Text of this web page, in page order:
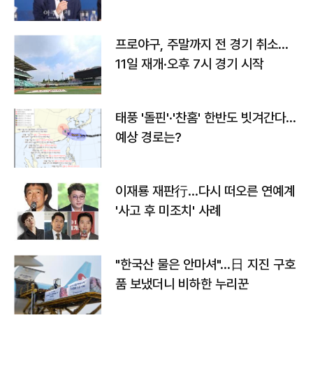
프로야구, 주말까지 전 경기 취소…
11일 재개·오후 7시 경기 시작
태풍 '돌핀'·'찬홈' 한반도 빗겨간다…
예상 경로는?
이재룡 재판行…다시 떠오른 연예계
'사고 후 미조치' 사례
"한국산 물은 안마셔"…日 지진 구호
품 보냈더니 비하한 누리꾼